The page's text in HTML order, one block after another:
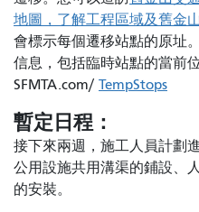
地圖，了解工程區域及舊金
會標示每個遷移站點的原址
信息，包括臨時站點的當前
SFMTA.com/ TempStops
暫定日程：
接下來兩週，施工人員計劃
公用設施共用溝渠的鋪設、
的安裝。